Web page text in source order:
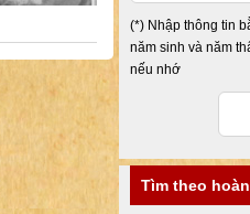
(*) Nhập thông tin
năm sinh và năm
nếu nhớ
Tìm theo